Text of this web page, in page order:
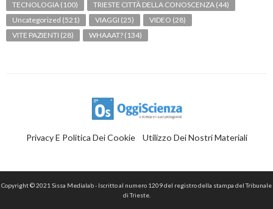
TECNOLOGIA (100) TRIESTE CITTÀ DELLA CONOSCENZA (44)
Uncategorized (521) VIAGGI (25) VIDEO (28)
VITE PAZIENTI (28) WHAAAT? (134)
Privacy E Politica Dei Cookie Utilizzo Dei Nostri Materiali
Copyright © 2021 Sissa Medialab - Iscritto al numero 1209 del registro della stampa del Tribunale
di Trieste.